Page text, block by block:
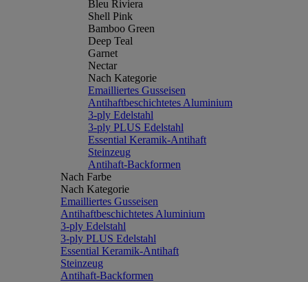
Bleu Riviera
Shell Pink
Bamboo Green
Deep Teal
Garnet
Nectar
Nach Kategorie
Emailliertes Gusseisen
Antihaftbeschichtetes Aluminium
3-ply Edelstahl
3-ply PLUS Edelstahl
Essential Keramik-Antihaft
Steinzeug
Antihaft-Backformen
Nach Farbe
Nach Kategorie
Emailliertes Gusseisen
Antihaftbeschichtetes Aluminium
3-ply Edelstahl
3-ply PLUS Edelstahl
Essential Keramik-Antihaft
Steinzeug
Antihaft-Backformen